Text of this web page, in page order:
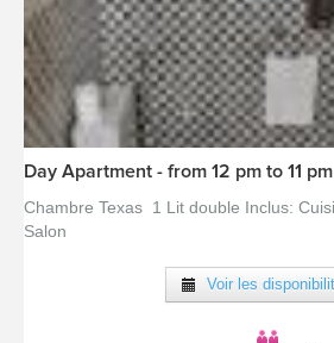
Day Apartment - from 12 pm to 11
Chambre Texas 1 Lit double Inclus:
Salon
Voir les